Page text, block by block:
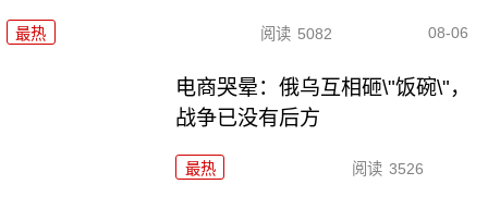
最热 阅读 5082 08-06
电商哭晕：俄乌互相砸\"饭碗\"，
战争已没有后方
最热 阅读 3526